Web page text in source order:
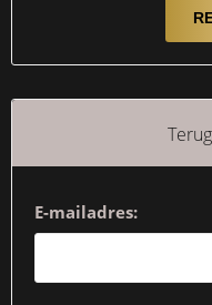
E-mailadres: